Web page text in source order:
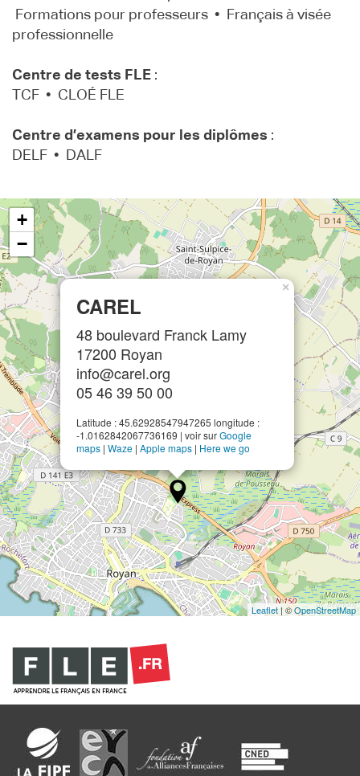
Formations pour professeurs • Français à visée
professionnelle
Centre de tests FLE :
TCF • CLOÉ FLE
Centre d’examens pour les diplômes :
DELF • DALF
CAREL
48 boulevard Franck Lamy
17200 Royan
info@carel.org
05 46 39 50 00
Latitude : 45.62928547947265 longitude :
-1.0162842067736169 | voir surGoogle
maps | Waze | Apple maps | Here we go
×
+
−
Leaflet| ©OpenStreetMap